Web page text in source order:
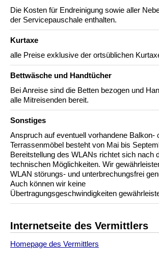
Die Kosten für Endreinigung sowie aller
der Servicepauschale enthalten.
Kurtaxe
alle Preise exklusive der ortsüblichen
Bettwäsche und Handtücher
Bei Anreise sind die Betten bezogen und
alle Mitreisenden bereit.
Sonstiges
Anspruch auf eventuell vorhandene Balkon-
Terrassenmöbel besteht von Mai bis
Bereitstellung des WLANs richtet sich nach
technischen Möglichkeiten. Wir
WLAN störungs- und unterbrechungsfrei
Auch können wir keine
Übertragungsgeschwindigkeiten
Internetseite des Vermittlers
Homepage des Vermittlers